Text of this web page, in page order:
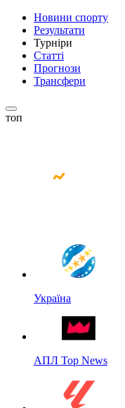
Новини спорту
Результати
Турніри
Статті
Прогнози
Трансфери
топ
Україна
АПЛ Top News